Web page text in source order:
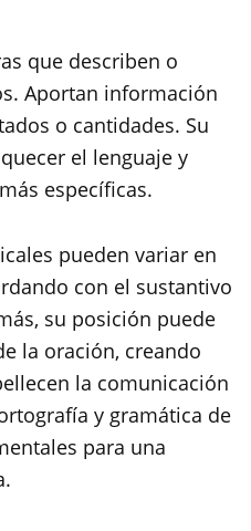
que describen o
Aportan información
o cantidades. Su
el lenguaje y
específicas.
pueden variar en
con el sustantivo
su posición puede
la oración, creando
la comunicación
y gramática de
para una